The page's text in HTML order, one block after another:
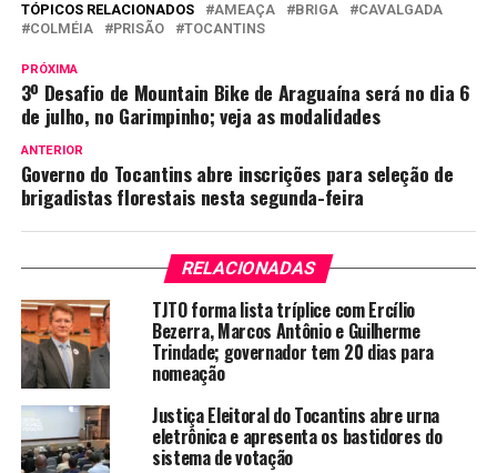
TÓPICOS RELACIONADOS AMEAÇA BRIGA
CAVALGADA
COLMÉIA
PRISÃO TOCANTINS
PRÓXIMA
3º Desafio de Mountain Bike de Araguaína será no dia 6
de julho, no Garimpinho; veja as modalidades
ANTERIOR
Governo do Tocantins abre inscrições para seleção de
brigadistas florestais nesta segunda-feira
RELACIONADAS
TJTO forma lista tríplice com Ercílio
Bezerra, Marcos Antônio e Guilherme
Trindade; governador tem 20 dias para
nomeação
Justiça Eleitoral do Tocantins abre urna
eletrônica e apresenta os bastidores do
sistema de votação